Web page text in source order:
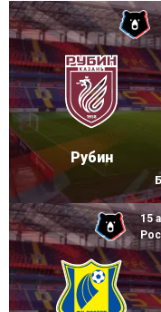
Рубин
15